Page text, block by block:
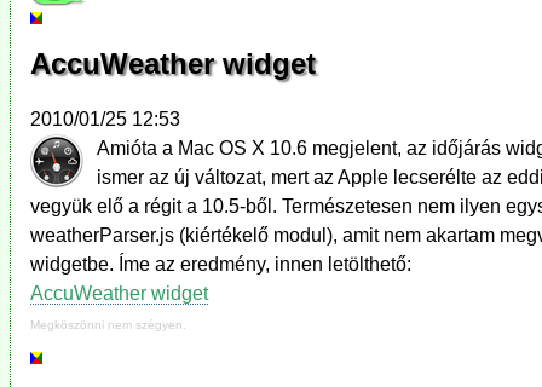
AccuWeather widget
2010/01/25 12:53
Amióta a Mac OS X 10.6 megjelent, az időjárás
ismer az új változat, mert az Apple lecserélte az
vegyük elő a régit a 10.5-ből. Természetesen nem ilyen
weatherParser.js (kiértékelő modul), amit nem akartam
widgetbe. Íme az eredmény, innen letölthető:
AccuWeather widget
Megköszönni nem szégyen.